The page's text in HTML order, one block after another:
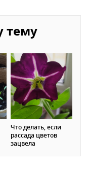
тему
Что делать, если
рассада цветов
зацвела